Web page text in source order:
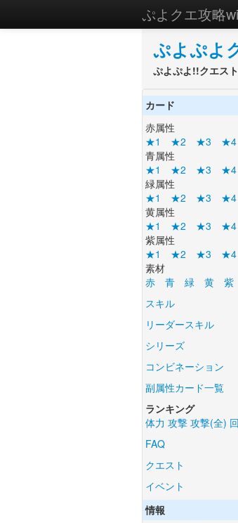
ぷよクエ攻略
ぷよぷよ
ぷよぷよ!!クエス
カード
赤属性
★1
★2 ★3 ★4
青属性
★1
★2 ★3 ★4
緑属性
★1
★2 ★3 ★4
黄属性
★1
★2 ★3 ★4
紫属性
★1
★2 ★3 ★4
素材
赤
青 緑 黄
紫
スキル
リーダースキル
シリーズ
コンビネーション
副属性カード一覧
ランキング
体力 攻撃 攻撃(全)
FAQ
クエスト
イベント
情報